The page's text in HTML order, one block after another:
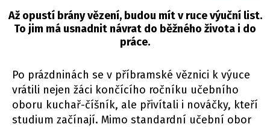
Až opustí brány vězení, budou mít v ruce výuční list.
To jim má usnadnit návrat do běžného života i do
práce.
Po prázdninách se v příbramské věznici k výuce
vrátili nejen žáci končícího ročníku učebního
oboru kuchař-číšník, ale přivítali i nováčky, kteří
studium začínají. Mimo standardní učební obor